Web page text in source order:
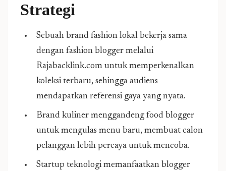
Strategi
Sebuah brand fashion lokal bekerja sama
dengan fashion blogger melalui
Rajabacklink.com untuk memperkenalkan
koleksi terbaru, sehingga audiens
mendapatkan referensi gaya yang nyata.
Brand kuliner menggandeng food blogger
untuk mengulas menu baru, membuat calon
pelanggan lebih percaya untuk mencoba.
Startup teknologi memanfaatkan blogger